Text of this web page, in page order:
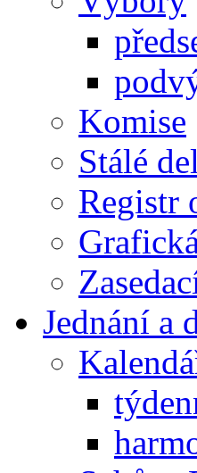
Komise
Stálé
Registr
Jednání a